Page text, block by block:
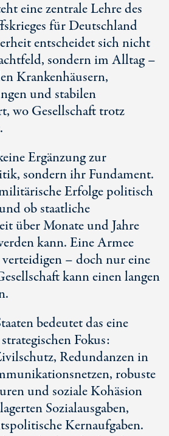
eine zentrale Lehre des
für Deutschland
entscheidet sich nicht
sondern im Alltag –
Krankenhäusern,
und stabilen
wo Gesellschaft trotz
Ergänzung zur
sondern ihr Fundament.
Erfolge politisch
ob staatliche
über Monate und Jahre
kann. Eine Armee
– doch nur eine
kann einen langen
bedeutet das eine
Fokus:
Redundanzen in
robuste
und soziale Kohäsion
Sozialausgaben,
Kernaufgaben.